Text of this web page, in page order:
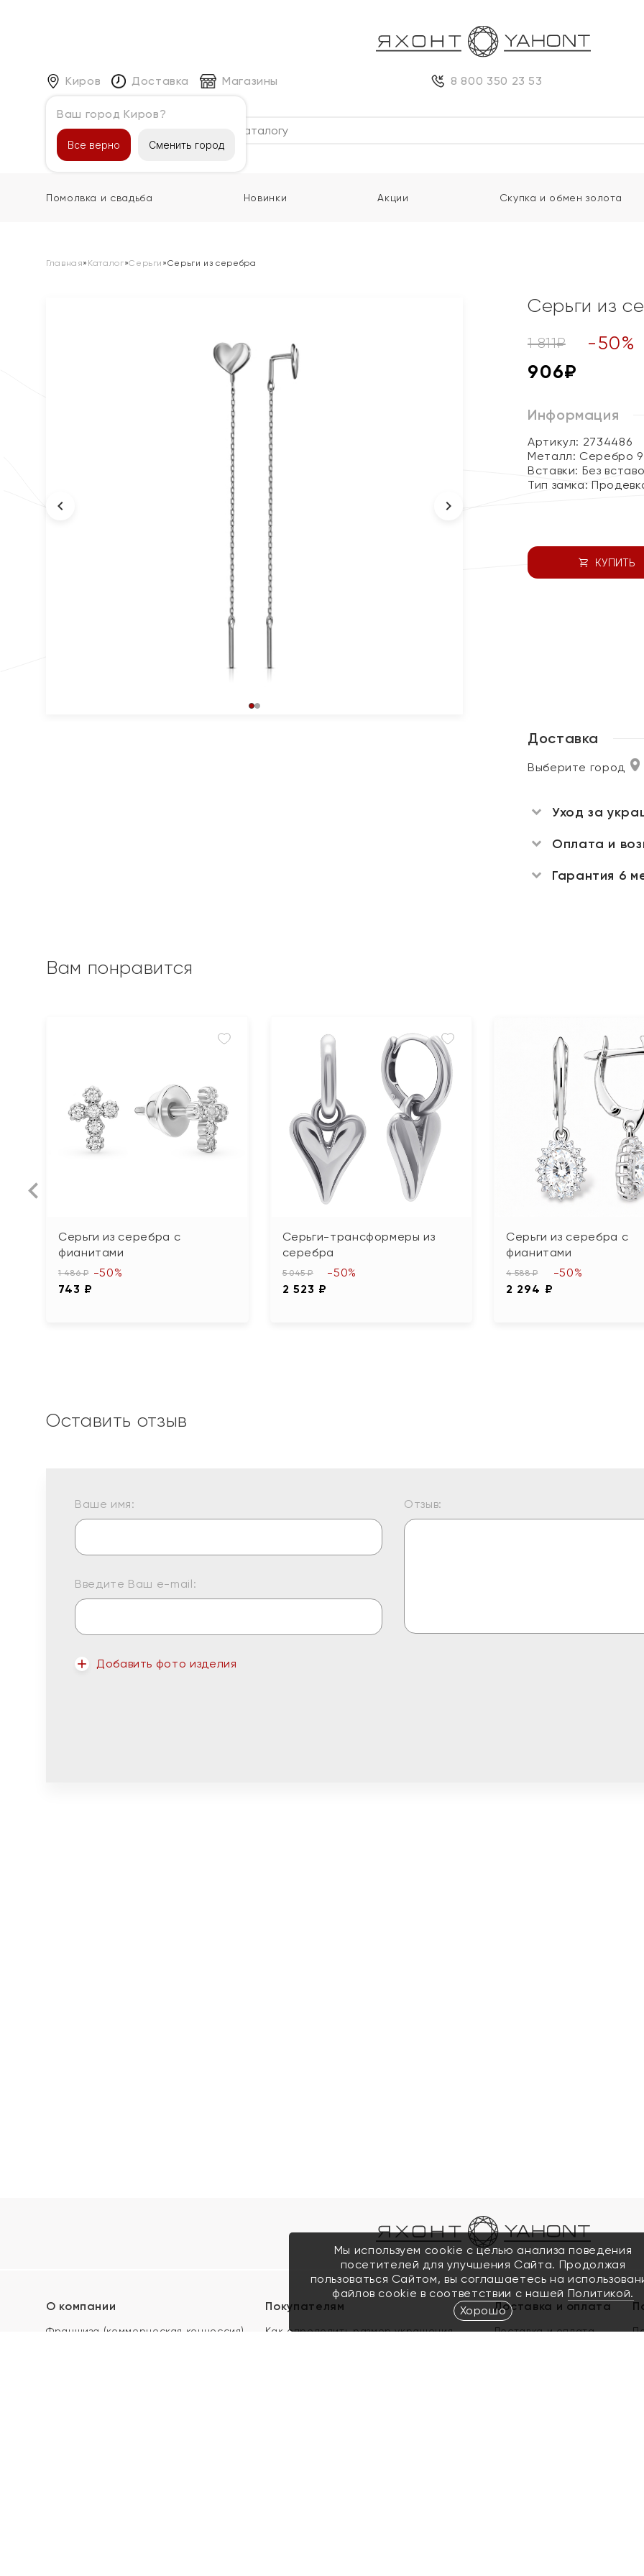
Киров
Ваш город Киров?
Все верно Сменить город
Доставка Магазины 8 800 350 23 53
Каталог
Помолвка и свадьба Новинки Акции Скупка и обмен золота
Главная» Каталог»Серьги »Серьги из серебра
Серьги из
1 811₽ -50%
906₽
Информация
Артикул: 2734486
Металл: Серебро
Вставки: Без
Тип замка:
КУПИТЬ
Доставка
Выберите город
Уход за
Оплата и
Гарантия 6
Вам понравится
Серьги из серебра с
фианитами
1 486 ₽
743 ₽
-50%
Серьги-трансформеры из
серебра
5 045 ₽
2 523 ₽
-50%
Серьги из серебра с
фианитами
4 588 ₽
2 294 ₽
-50%
Оставить отзыв
Ваше имя:
Введите Ваш e-mail:
Добавить фото изделия
Отзыв:
О компании
Франшиза (коммерческая концессия)
Покупателям
Как определить размер украшения
Доставка и оплата
Доставка и оплата
Мы используем cookie с целью анализа поведения
посетителей для улучшения Сайта. Продолжая
пользоваться Сайтом, вы соглашаетесь на
файлов cookie в соответствии с нашей Политикой.
Хорошо